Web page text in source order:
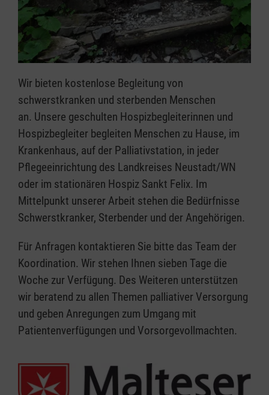
Wir bieten kostenlose Begleitung von
schwerstkranken und sterbenden Menschen
an. Unsere geschulten Hospizbegleiterinnen und
Hospizbegleiter begleiten Menschen zu Hause, im
Krankenhaus, auf der Palliativstation, in jeder
Pflegeeinrichtung des Landkreises Neustadt/WN
oder im stationären Hospiz Sankt Felix. Im
Mittelpunkt unserer Arbeit stehen die Bedürfnisse
Schwerstkranker, Sterbender und der Angehörigen.
Für Anfragen kontaktieren Sie bitte das Team der
Koordination. Wir stehen Ihnen sieben Tage die
Woche zur Verfügung. Des Weiteren unterstützen
wir beratend zu allen Themen palliativer Versorgung
und geben Anregungen zum Umgang mit
Patientenverfügungen und Vorsorgevollmachten.